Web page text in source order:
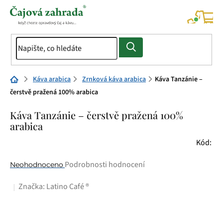
Přejít
Domů Káva arabica Zrnková káva arabica
Káva Tanzánie –
čerstvě pražená 100% arabica
Káva Tanzánie – čerstvě pražená 100%
arabica
Kód:
Průměrné
produktu
Neohodnoceno Podrobnosti hodnocení
Značka: Latino Café ®